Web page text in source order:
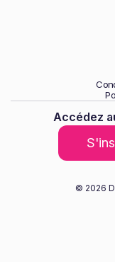
Accédez
© 2026